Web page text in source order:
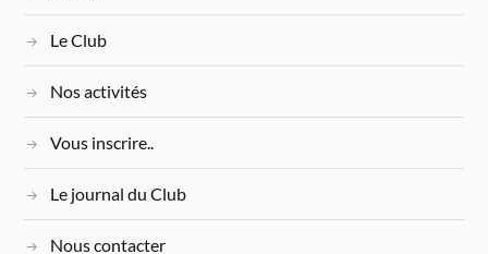
Le Club
Nos activités
Vous inscrire..
Le journal du Club
Nous contacter